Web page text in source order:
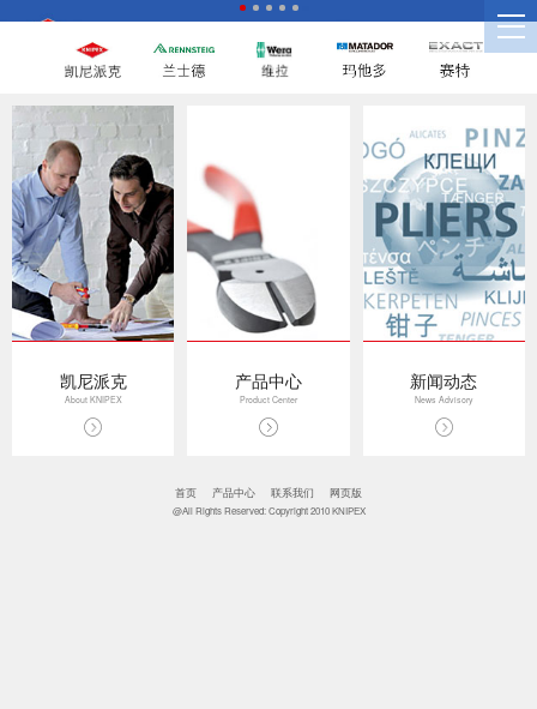
凯尼派克
About KNIPEX
产品中心
Product Center
新闻动态
News Advisory
首页 产品中心 联系我们 网页版
@All Rights Reserved: Copyright 2010 KNIPEX